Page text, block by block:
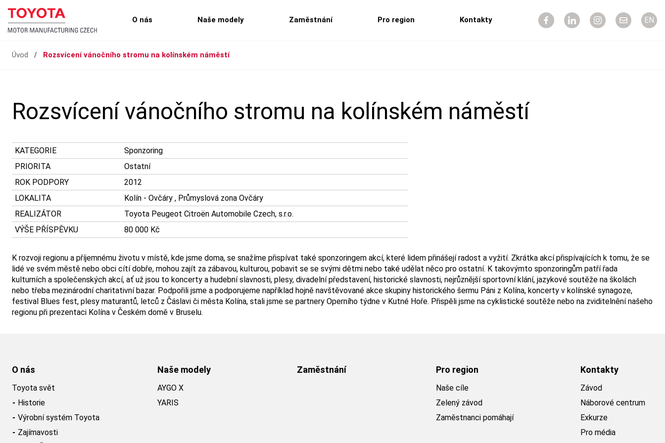
O nás Naše modely Zaměstnání Pro region Kontakty EN
Úvod / Rozsvícení vánočního stromu na kolínském náměstí
Rozsvícení vánočního stromu na kolínském náměstí
KATEGORIE
Sponzoring
PRIORITA
Ostatní
ROK PODPORY
2012
LOKALITA
Kolín - Ovčáry , Průmyslová zona Ovčáry
REALIZÁTOR
Toyota Peugeot Citroën Automobile Czech, s.r.o.
VÝŠE PŘÍSPĚVKU
80 000 Kč
K rozvoji regionu a příjemnému životu v místě, kde jsme doma, se snažíme přispívat také sponzoringem akcí, které lidem přinášejí radost a vyžití. Zkrátka akcí přispívajících k tomu, že se
lidé ve svém městě nebo obci cítí dobře, mohou zajít za zábavou, kulturou, pobavit se se svými dětmi nebo také udělat něco pro ostatní. K takovýmto sponzoringům patří řada
kulturních a společenských akcí, ať už jsou to koncerty a hudební slavnosti, plesy, divadelní představení, historické slavnosti, nejrůznější sportovní klání, jazykové soutěže na školách
nebo třeba mezinárodní charitativní bazar. Podpořili jsme a podporujeme například hojně navštěvované akce skupiny historického šermu Páni z Kolína, koncerty v kolínské synagoze,
festival Blues fest, plesy maturantů, letců z Čáslavi či města Kolína, stali jsme se partnery Operního týdne v Kutné Hoře. Přispěli jsme na cyklistické soutěže nebo na zviditelnění našeho
regionu při prezentaci Kolína v Českém domě v Bruselu.
O nás
Toyota svět
Historie
Výrobní systém Toyota
Zajímavosti
Naše modely
AYGO X
YARIS
Zaměstnání Pro region
Naše cíle
Zelený závod
Zaměstnanci pomáhají
Kontakty
Závod
Náborové centrum
Exkurze
Pro média